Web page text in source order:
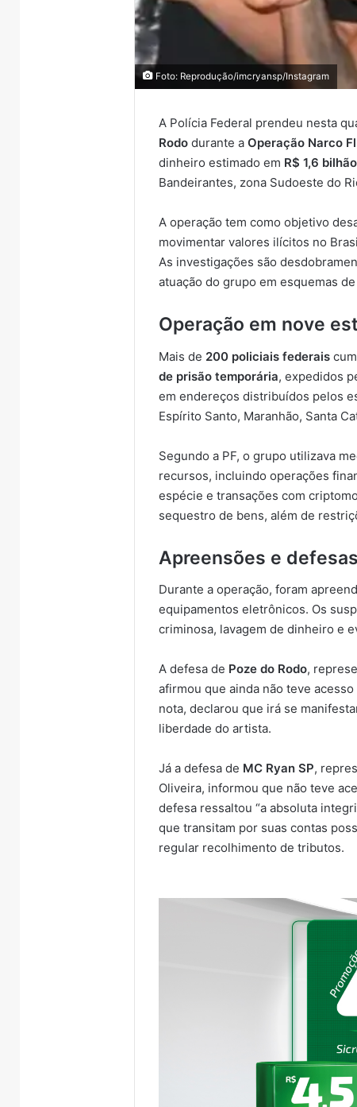
Foto: Reprodução/imcryansp/Instagram
A Polícia Federal prendeu nesta
Rodo durante aOperação Narco
dinheiro estimado em R$ 1,6 bilhão
Bandeirantes, zona Sudoeste do
A operação tem como objetivo
movimentar valores ilícitos no
As investigações são
atuação do grupo em esquemas
Operação em nove
Mais de 200 policiais federais
de prisão temporária, expedidos
em endereços distribuídos pelos
Espírito Santo, Maranhão, Santa
Segundo a PF, o grupo utilizava
recursos, incluindo operações
espécie e transações com
sequestro de bens, além de
Apreensões e defesas
Durante a operação, foram
equipamentos eletrônicos. Os
criminosa, lavagem de dinheiro e
A defesa de Poze do Rodo,
afirmou que ainda não teve
nota, declarou que irá se
liberdade do artista.
Já a defesa de MC Ryan SP,
Oliveira, informou que não teve
defesa ressaltou “a absoluta
que transitam por suas contas
regular recolhimento de tributos.